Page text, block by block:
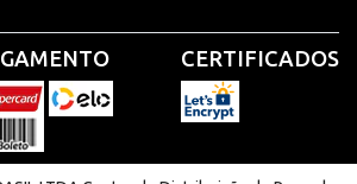
CERTIFICADOS